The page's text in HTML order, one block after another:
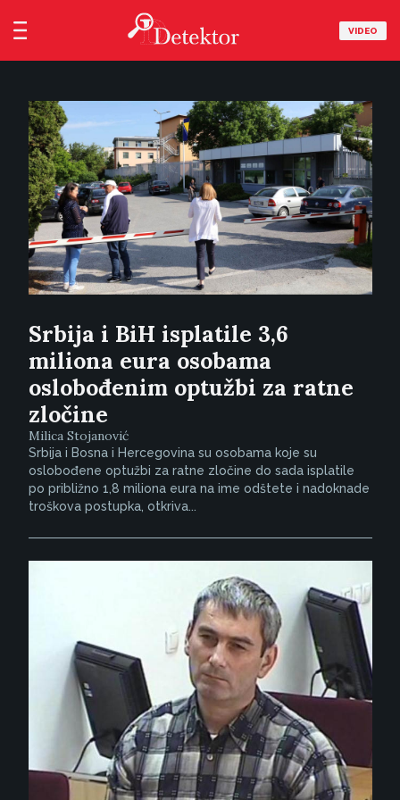
VIDEO
Srbija i BiH isplatile 3,6
miliona eura osobama
oslobođenim optužbi za ratne
zločine
Milica Stojanović
Srbija i Bosna i Hercegovina su osobama koje su
oslobođene optužbi za ratne zločine do sada isplatile
po približno 1,8 miliona eura na ime odštete i nadoknade
troškova postupka, otkriva...